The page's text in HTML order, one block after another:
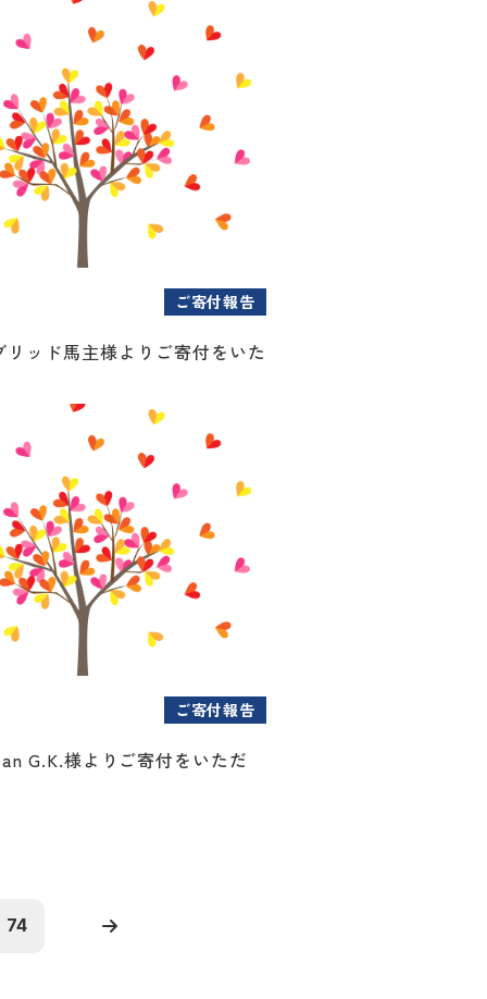
ご寄付報告
ッド馬主様よりご寄付をいた
ご寄付報告
G.K.様よりご寄付をいただ
74